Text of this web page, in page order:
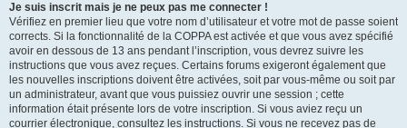
Je suis inscrit mais je ne peux pas me connecter !
Vérifiez en premier lieu que votre nom d’utilisateur et votre mot de passe soient
corrects. Si la fonctionnalité de la COPPA est activée et que vous avez spécifié
avoir en dessous de 13 ans pendant l’inscription, vous devrez suivre les
instructions que vous avez reçues. Certains forums exigeront également que
les nouvelles inscriptions doivent être activées, soit par vous-même ou soit par
un administrateur, avant que vous puissiez ouvrir une session ; cette
information était présente lors de votre inscription. Si vous aviez reçu un
courrier électronique, consultez les instructions. Si vous ne recevez pas de